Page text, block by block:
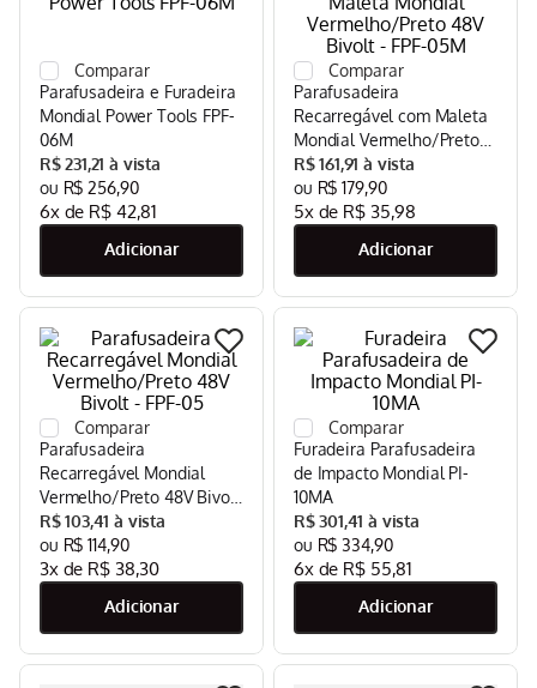
Parafusadeira e Furadeira
Mondial Power Tools FPF-
06M
R$ 231,21
R$ 256,90
6x de R$ 42,81
Parafusadeira
Recarregável com Maleta
Mondial Vermelho/Preto
48V Bivolt - FPF-05M
R$ 161,91
R$ 179,90
5x de R$ 35,98
Parafusadeira
Recarregável Mondial
Vermelho/Preto 48V Bivolt
- FPF-05
R$ 103,41
R$ 114,90
3x de R$ 38,30
Furadeira Parafusadeira
de Impacto Mondial PI-
10MA
R$ 301,41
R$ 334,90
6x de R$ 55,81